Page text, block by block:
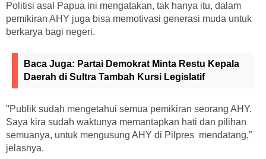
Politisi asal Papua ini mengatakan, tak hanya itu, dalam
pemikiran AHY juga bisa memotivasi generasi muda untuk
berkarya bagi negeri.
Baca Juga: Partai Demokrat Minta Restu Kepala
Daerah di Sultra Tambah Kursi Legislatif
"Publik sudah mengetahui semua pemikiran seorang AHY.
Saya kira sudah waktunya memantapkan hati dan pilihan
semuanya, untuk mengusung AHY di Pilpres mendatang,”
jelasnya.